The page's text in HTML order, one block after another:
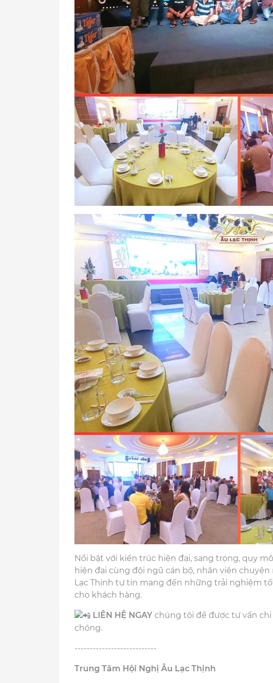
Nổi bật với kiến trúc hiện đại, sang trọng, quy
hiện đại cùng đội ngũ cán bộ, nhân viên chuyên
Lạc Thịnh tự tin mang đến những trải nghiệm
cho khách hàng.
LIÊN HỆ NGAY chúng tôi để được tư vấn
chóng.
---------------------------
Trung Tâm Hội Nghị Âu Lạc Thịnh